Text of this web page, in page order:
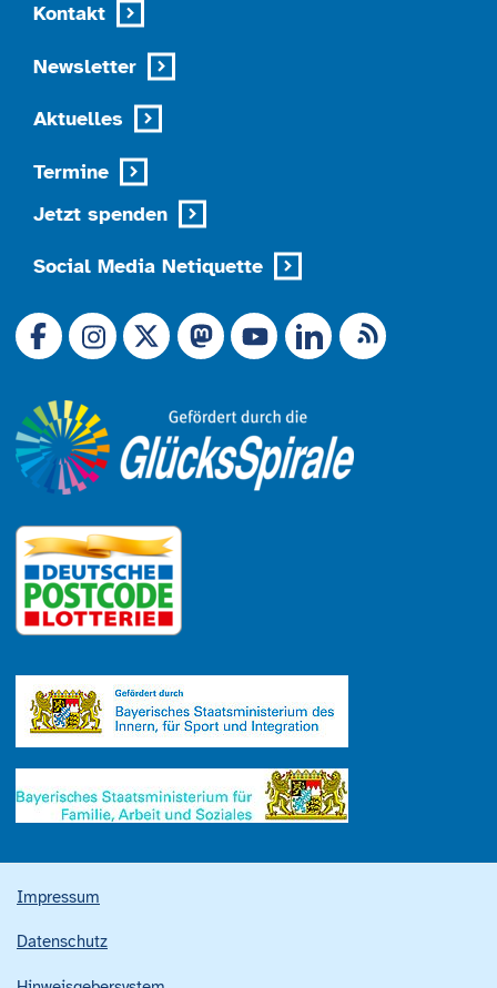
Kontakt
Newsletter
Aktuelles
Termine
Jetzt spenden
Social Media Netiquette
Link zu X (Ex-Twitter)
RSS-Feed
Impressum
Datenschutz